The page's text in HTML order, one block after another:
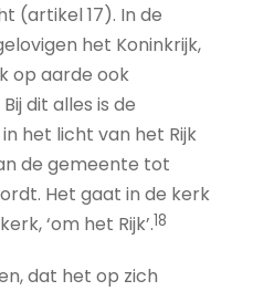
(artikel 17). In de
het Koninkrijk,
op aarde ook
dit alles is de
het licht van het Rijk
de gemeente tot
Het gaat in de kerk
‘om het Rijk’.18
dat het op zich